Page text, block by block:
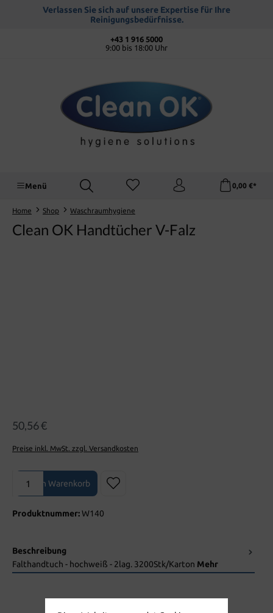
springenVerlassen Sie sich auf unsere Expertise für Ihre
Reinigungsbedürfnisse.
+43 1 916 5000
9:00 bis 18:00 Uhr
Menü 0,00 €*
Home Shop Waschraumhygiene
Clean OK Handtücher V-Falz
50,56 €
Preise inkl. MwSt. zzgl. Versandkosten
Produkt Anzahl: Gib den gewünschten Wert ein oder benutze die
In den Warenkorb
Produktnummer:W140
Beschreibung
Falthandtuch - hochweiß - 2lag. 3200Stk/Karton Mehr